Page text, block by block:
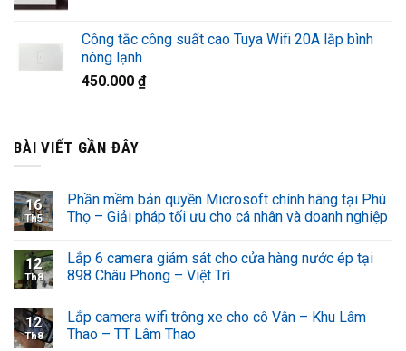
Công tắc công suất cao Tuya Wifi 20A lắp bình
nóng lạnh
450.000 ₫
BÀI VIẾT GẦN ĐÂY
16
Th5
Phần mềm bản quyền Microsoft chính hãng tại Phú
Thọ – Giải pháp tối ưu cho cá nhân và doanh nghiệp
12
Th8
Lắp 6 camera giám sát cho cửa hàng nước ép tại
898 Châu Phong – Việt Trì
12
Th8
Lắp camera wifi trông xe cho cô Vân – Khu Lâm
Thao – TT Lâm Thao